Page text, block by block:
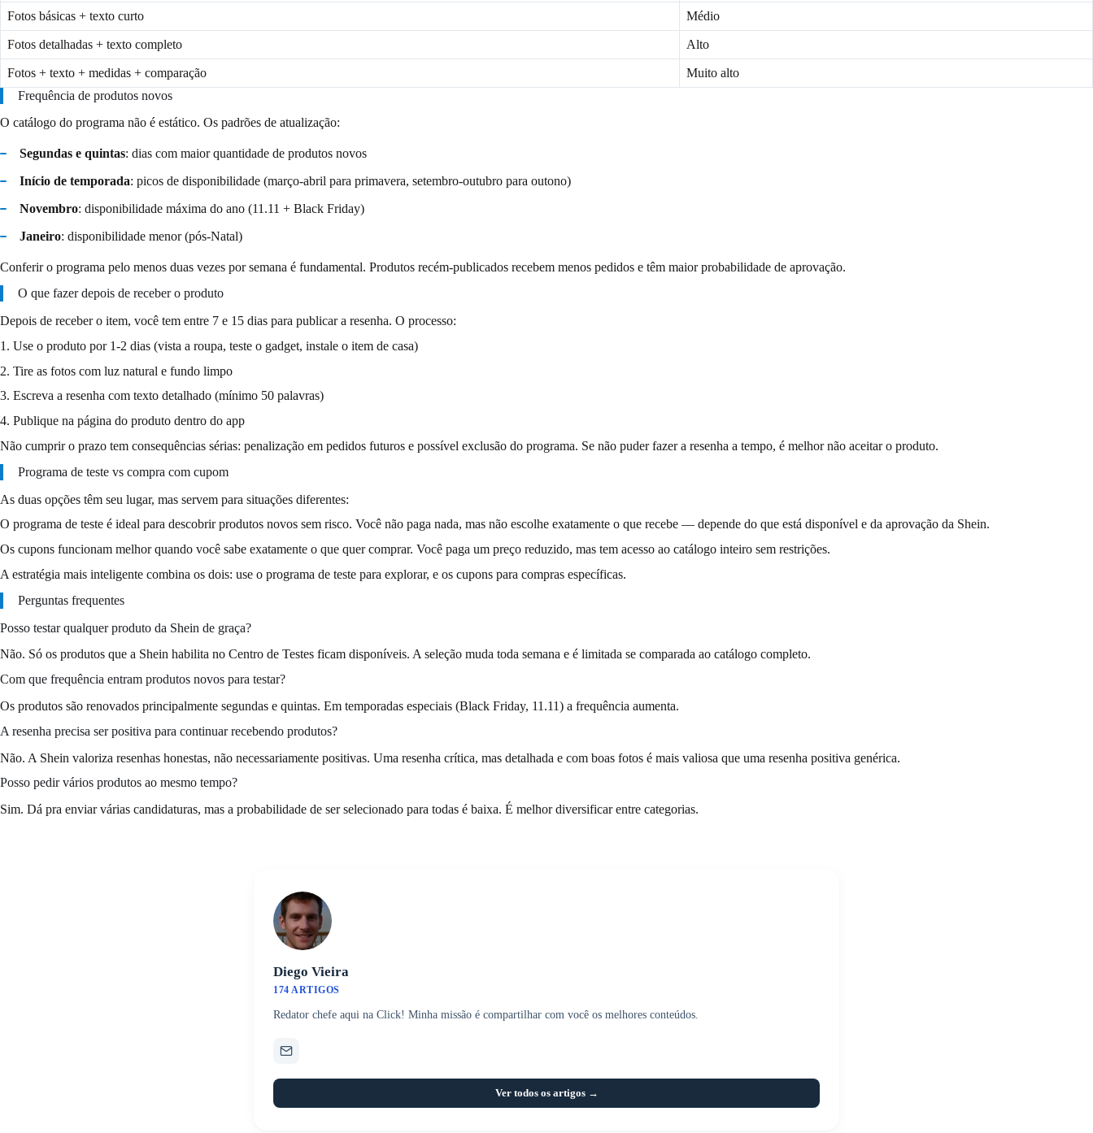
Fotos básicas + texto curto Médio
Fotos detalhadas + texto completo Alto
Fotos + texto + medidas + comparação
Muito alto
Frequência de produtos novos
O catálogo do programa não é estático. Os padrões de atualização:
Segundas e quintas: dias com maior quantidade de produtos novos
Início de temporada: picos de disponibilidade (março-abril para primavera, setembro-outubro para outono)
Novembro: disponibilidade máxima do ano (11.11 + Black Friday)
Janeiro: disponibilidade menor (pós-Natal)
Conferir o programa pelo menos duas vezes por semana é fundamental. Produtos recém-publicados recebem menos pedidos e têm maior probabilidade de aprovação.
O que fazer depois de receber o produto
Depois de receber o item, você tem entre 7 e 15 dias para publicar a resenha. O processo:
1. Use o produto por 1-2 dias (vista a roupa, teste o gadget, instale o item de casa)
2. Tire as fotos com luz natural e fundo limpo
3. Escreva a resenha com texto detalhado (mínimo 50 palavras)
4. Publique na página do produto dentro do app
Não cumprir o prazo tem consequências sérias: penalização em pedidos futuros e possível exclusão do programa. Se não puder fazer a resenha a tempo, é melhor não aceitar o produto.
Programa de teste vs compra com cupom
As duas opções têm seu lugar, mas servem para situações diferentes:
O programa de teste é ideal para descobrir produtos novos sem risco. Você não paga nada, mas não escolhe exatamente o que recebe — depende do que está disponível e da aprovação da Shein.
Os cupons funcionam melhor quando você sabe exatamente o que quer comprar. Você paga um preço reduzido, mas tem acesso ao catálogo inteiro sem restrições.
A estratégia mais inteligente combina os dois: use o programa de teste para explorar, e os cupons para compras específicas.
Perguntas frequentes
Posso testar qualquer produto da Shein de graça?
Não. Só os produtos que a Shein habilita no Centro de Testes ficam disponíveis. A seleção muda toda semana e é limitada se comparada ao catálogo completo.
Com que frequência entram produtos novos para testar?
Os produtos são renovados principalmente segundas e quintas. Em temporadas especiais (Black Friday, 11.11) a frequência aumenta.
A resenha precisa ser positiva para continuar recebendo produtos?
Não. A Shein valoriza resenhas honestas, não necessariamente positivas. Uma resenha crítica, mas detalhada e com boas fotos é mais valiosa que uma resenha positiva genérica.
Posso pedir vários produtos ao mesmo tempo?
Sim. Dá pra enviar várias candidaturas, mas a probabilidade de ser selecionado para todas é baixa. É melhor diversificar entre categorias.
Diego Vieira
174 ARTIGOS
Redator chefe aqui na Click! Minha missão é compartilhar com você os melhores conteúdos.
Ver todos os artigos →